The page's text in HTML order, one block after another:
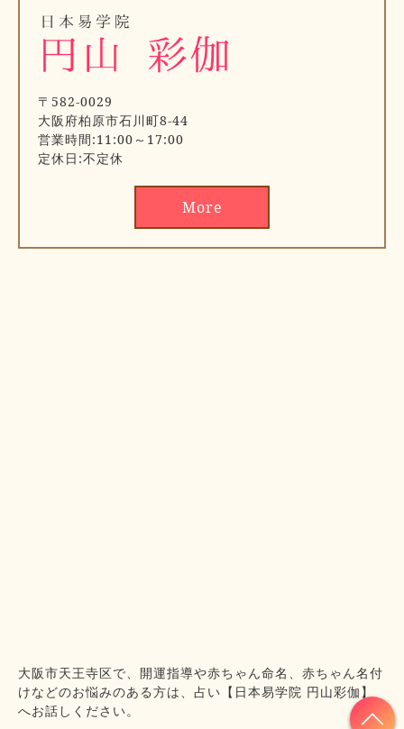
〒582-0029
大阪府柏原市石川町8-44
営業時間:11:00～17:00
定休日:不定休
More
大阪市天王寺区で、開運指導や赤ちゃん命名、赤ちゃん名付
けなどのお悩みのある方は、占い【日本易学院 円山彩伽】
へお話しください。